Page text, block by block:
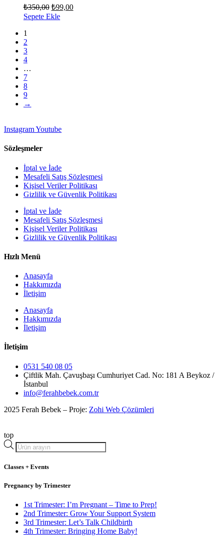
₺350,00 Orijinal
fiyat:
₺99,00Şu
Sepete Ekle
1
2
3
4
…
7
8
9
→
InstagramYoutube
Sözleşmeler
İptal ve İade
Mesafeli Satış Sözleşmesi
Kişisel Veriler Politikası
Gizlilik ve Güvenlik Politikası
İptal ve İade
Mesafeli Satış Sözleşmesi
Kişisel Veriler Politikası
Gizlilik ve Güvenlik Politikası
Hızlı Menü
Anasayfa
Hakkımızda
İletişim
Anasayfa
Hakkımızda
İletişim
İletişim
0531 540 08 05
Çiftlik Mah. Çavuşbaşı Cumhuriyet Cad. No: 181 A Beykoz /
İstanbul
info@ferahbebek.com.tr
2025 Ferah Bebek – Proje: Zohi Web Çözümleri
top
Products
search
Classes + Events
Pregnancy by Trimester
1st Trimester: I’m Pregnant – Time to Prep!
2nd Trimester: Grow Your Support System
3rd Trimester: Let’s Talk Childbirth
4th Trimester: Bringing Home Baby!